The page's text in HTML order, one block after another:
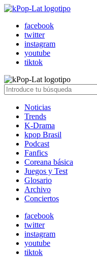
facebook
twitter
instagram
youtube
tiktok
Noticias
Trends
K-Drama
kpop Brasil
Podcast
Fanfics
Coreana básica
Juegos y Test
Glosario
Archivo
Conciertos
facebook
twitter
instagram
youtube
tiktok